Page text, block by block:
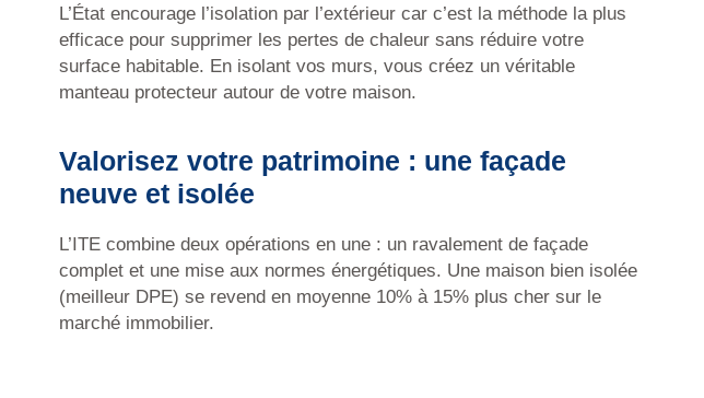
L’État encourage l’isolation par l’extérieur car c’est la méthode la plus
efficace pour supprimer les pertes de chaleur sans réduire votre
surface habitable. En isolant vos murs, vous créez un véritable
manteau protecteur autour de votre maison.
Valorisez votre patrimoine : une façade
neuve et isolée
L’ITE combine deux opérations en une : un ravalement de façade
complet et une mise aux normes énergétiques. Une maison bien isolée
(meilleur DPE) se revend en moyenne 10% à 15% plus cher sur le
marché immobilier.